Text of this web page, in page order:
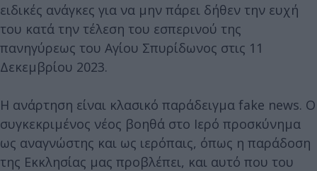
ειδικές ανάγκες για να μην πάρει δήθεν την ευχή
του κατά την τέλεση του εσπερινού της
πανηγύρεως του Αγίου Σπυρίδωνος στις 11
Δεκεμβρίου 2023.
Η ανάρτηση είναι κλασικό παράδειγμα fake news. Ο
συγκεκριμένος νέος βοηθά στο Ιερό προσκύνημα
ως αναγνώστης και ως ιερόπαις, όπως η παράδοση
της Εκκλησίας μας προβλέπει, και αυτό που του